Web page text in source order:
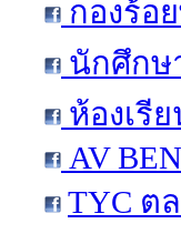
กองร้อ
นักศึกษ
ห้องเรี
AV
TYC ต